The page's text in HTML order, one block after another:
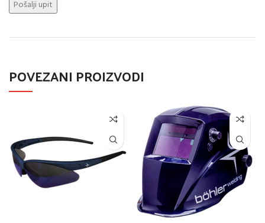
POVEZANI PROIZVODI